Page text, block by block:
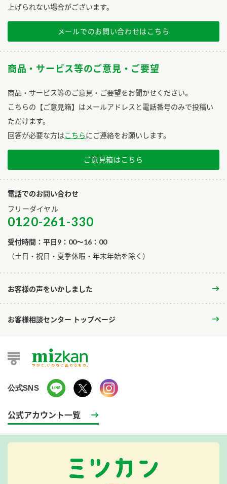
上げられない場合がございます。
メールでのお問い合わせはこちら
商品・サービス等のご意見・ご要望
商品・サービス等のご意見・ご要望をお聞かせください。
こちらの【ご意見箱】はメールアドレスと電話番号のみで投稿い
ただけます。
回答が必要な方はこちらにご連絡をお願いします。
ご意見箱はこちら
電話でのお問い合わせ
フリーダイヤル
0120-261-330
受付時間：平日9：00～16：00
​（土日・祝日・夏季休暇・年末年始を除く）
お客様の声をいかしました
お客様相談センター トップページ
公式SNS
公式アカウント一覧